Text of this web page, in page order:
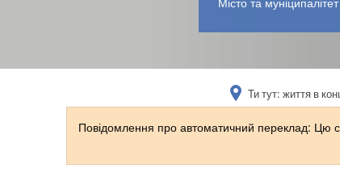
Ти тут: життя в
Повідомлення про автоматичний переклад: Цю